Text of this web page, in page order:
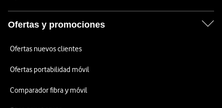
Ofertas y promociones
Ofertas nuevos clientes
Ofertas portabilidad móvil
Comparador fibra y móvil